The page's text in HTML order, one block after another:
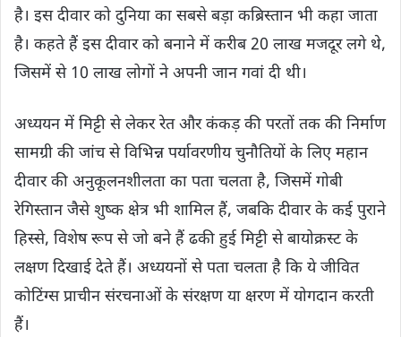
है। इस दीवार को दुनिया का सबसे बड़ा कब्रिस्तान भी कहा जाता
है। कहते हैं इस दीवार को बनाने में करीब 20 लाख मजदूर लगे थे,
जिसमें से 10 लाख लोगों ने अपनी जान गवां दी थी।
अध्ययन में मिट्टी से लेकर रेत और कंकड़ की परतों तक की निर्माण
सामग्री की जांच से विभिन्न पर्यावरणीय चुनौतियों के लिए महान
दीवार की अनुकूलनशीलता का पता चलता है, जिसमें गोबी
रेगिस्तान जैसे शुष्क क्षेत्र भी शामिल हैं, जबकि दीवार के कई पुराने
हिस्से, विशेष रूप से जो बने हैं ढकी हुई मिट्टी से बायोक्रस्ट के
लक्षण दिखाई देते हैं। अध्ययनों से पता चलता है कि ये जीवित
कोटिंग्स प्राचीन संरचनाओं के संरक्षण या क्षरण में योगदान करती
हैं।